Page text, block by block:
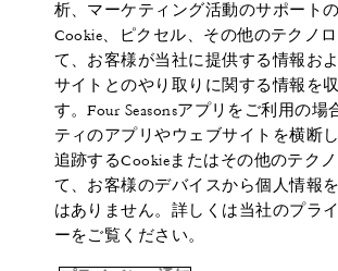
析、マーケティング活動のサポートの
Cookie、ピクセル、その他のテクノ
て、お客様が当社に提供する情報お
サイトとのやり取りに関する情報を
す。Four Seasonsアプリをご利用の場
ティのアプリやウェブサイトを横断
追跡するCookieまたはその他のテク
て、お客様のデバイスから個人情報
はありません。詳しくは当社のプラ
ーをご覧ください。